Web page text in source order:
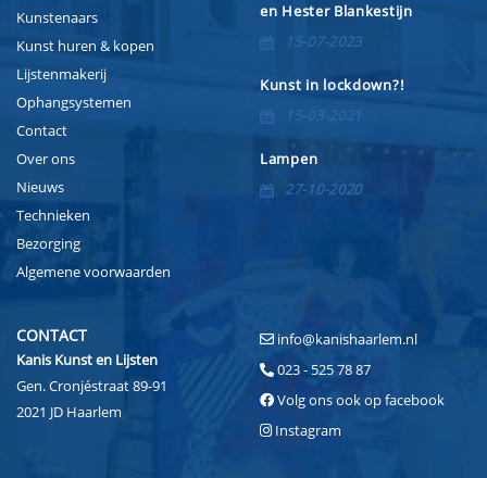
Kunstenaars
Kunst huren & kopen
Lijstenmakerij
Ophangsystemen
Contact
Over ons
Nieuws
Technieken
Bezorging
Algemene voorwaarden
en Hester Blankestijn
15-07-2023
Kunst in lockdown?!
15-03-2021
Lampen
27-10-2020
CONTACT
Kanis Kunst en Lijsten
Gen. Cronjéstraat 89-91
2021 JD Haarlem
info@kanishaarlem.nl
023 - 525 78 87
Volg ons ook op facebook
Instagram